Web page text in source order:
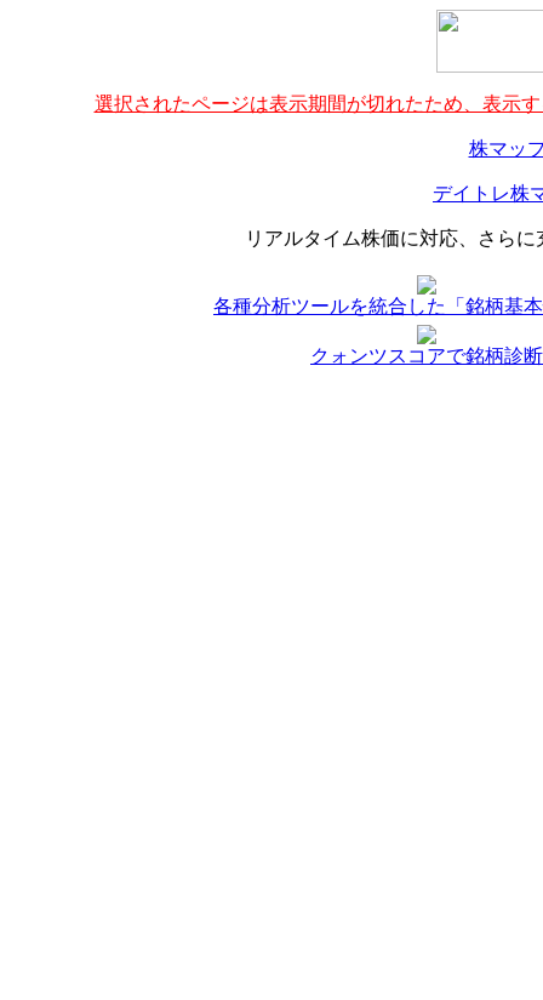
選択されたページは表示期間が切れたため、表示
株マッ
デイトレ株
リアルタイム株価に対応、さら
各種分析ツールを統合した「銘柄基
クォンツスコアで銘柄診断